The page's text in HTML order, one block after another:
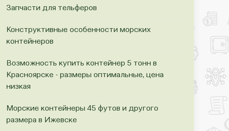
Запчасти для тельферов
Конструктивные особенности морских
контейнеров
Возможность купить контейнер 5 тонн в
Красноярске - размеры оптимальные, цена
низкая
Морские контейнеры 45 футов и другого
размера в Ижевске